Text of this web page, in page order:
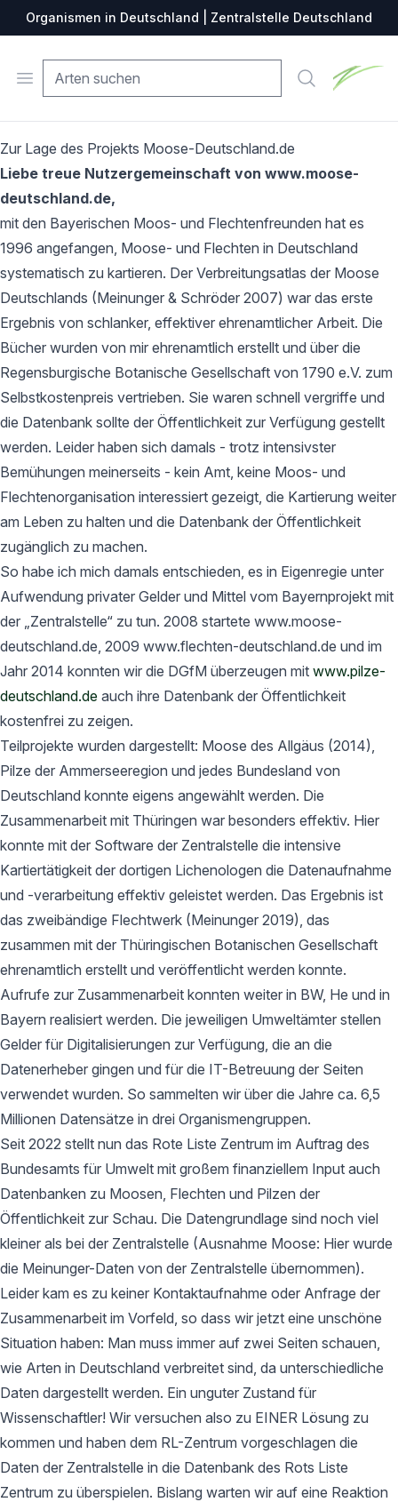
Organismen in Deutschland | Zentralstelle Deutschland
Open menu Suche
Zur Lage des Projekts Moose-Deutschland.de
Liebe treue Nutzergemeinschaft von www.moose-
deutschland.de,
mit den Bayerischen Moos- und Flechtenfreunden hat es
1996 angefangen, Moose- und Flechten in Deutschland
systematisch zu kartieren. Der Verbreitungsatlas der Moose
Deutschlands (Meinunger & Schröder 2007) war das erste
Ergebnis von schlanker, effektiver ehrenamtlicher Arbeit. Die
Bücher wurden von mir ehrenamtlich erstellt und über die
Regensburgische Botanische Gesellschaft von 1790 e.V. zum
Selbstkostenpreis vertrieben. Sie waren schnell vergriffe und
die Datenbank sollte der Öffentlichkeit zur Verfügung gestellt
werden. Leider haben sich damals - trotz intensivster
Bemühungen meinerseits - kein Amt, keine Moos- und
Flechtenorganisation interessiert gezeigt, die Kartierung weiter
am Leben zu halten und die Datenbank der Öffentlichkeit
zugänglich zu machen.
So habe ich mich damals entschieden, es in Eigenregie unter
Aufwendung privater Gelder und Mittel vom Bayernprojekt mit
der „Zentralstelle“ zu tun. 2008 startete www.moose-
deutschland.de, 2009 www.flechten-deutschland.de und im
Jahr 2014 konnten wir die DGfM überzeugen mit www.pilze-
deutschland.de auch ihre Datenbank der Öffentlichkeit
kostenfrei zu zeigen.
Teilprojekte wurden dargestellt: Moose des Allgäus (2014),
Pilze der Ammerseeregion und jedes Bundesland von
Deutschland konnte eigens angewählt werden. Die
Zusammenarbeit mit Thüringen war besonders effektiv. Hier
konnte mit der Software der Zentralstelle die intensive
Kartiertätigkeit der dortigen Lichenologen die Datenaufnahme
und -verarbeitung effektiv geleistet werden. Das Ergebnis ist
das zweibändige Flechtwerk (Meinunger 2019), das
zusammen mit der Thüringischen Botanischen Gesellschaft
ehrenamtlich erstellt und veröffentlicht werden konnte.
Aufrufe zur Zusammenarbeit konnten weiter in BW, He und in
Bayern realisiert werden. Die jeweiligen Umweltämter stellen
Gelder für Digitalisierungen zur Verfügung, die an die
Datenerheber gingen und für die IT-Betreuung der Seiten
verwendet wurden. So sammelten wir über die Jahre ca. 6,5
Millionen Datensätze in drei Organismengruppen.
Seit 2022 stellt nun das Rote Liste Zentrum im Auftrag des
Bundesamts für Umwelt mit großem finanziellem Input auch
Datenbanken zu Moosen, Flechten und Pilzen der
Öffentlichkeit zur Schau. Die Datengrundlage sind noch viel
kleiner als bei der Zentralstelle (Ausnahme Moose: Hier wurde
die Meinunger-Daten von der Zentralstelle übernommen).
Leider kam es zu keiner Kontaktaufnahme oder Anfrage der
Zusammenarbeit im Vorfeld, so dass wir jetzt eine unschöne
Situation haben: Man muss immer auf zwei Seiten schauen,
wie Arten in Deutschland verbreitet sind, da unterschiedliche
Daten dargestellt werden. Ein unguter Zustand für
Wissenschaftler! Wir versuchen also zu EINER Lösung zu
kommen und haben dem RL-Zentrum vorgeschlagen die
Daten der Zentralstelle in die Datenbank des Rots Liste
Zentrum zu überspielen. Bislang warten wir auf eine Reaktion